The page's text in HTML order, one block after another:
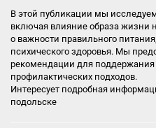
В этой публикации мы
включая влияние образа жизни
о важности правильного
психического здоровья. Мы
рекомендации для поддержания
профилактических подходов.
Интересует подробная
подольске